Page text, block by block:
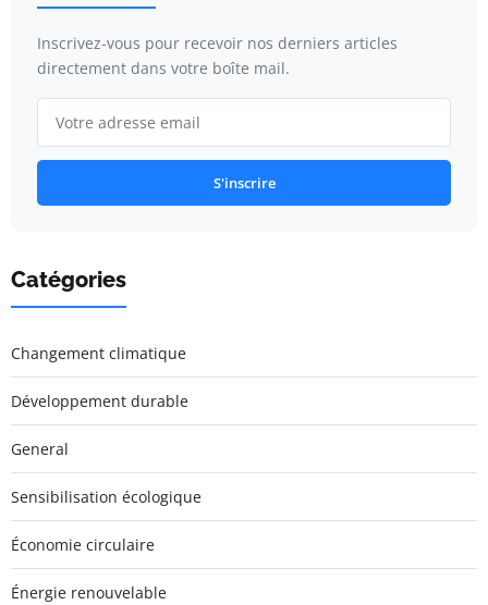
Inscrivez-vous pour recevoir nos derniers articles
directement dans votre boîte mail.
S'inscrire
Catégories
Changement climatique
Développement durable
General
Sensibilisation écologique
Économie circulaire
Énergie renouvelable